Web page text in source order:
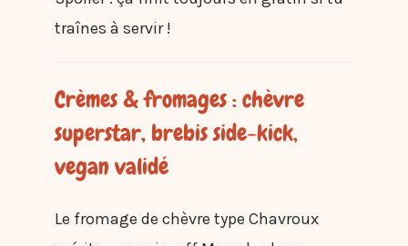
traînes à servir !
Crèmes & fromages : chèvre
superstar, brebis side-kick,
vegan validé
Le fromage de chèvre type Chavroux